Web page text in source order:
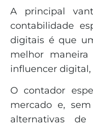
A principal
contabilidade
digitais é que
melhor
influencer
O contador
mercado e,
alternativas